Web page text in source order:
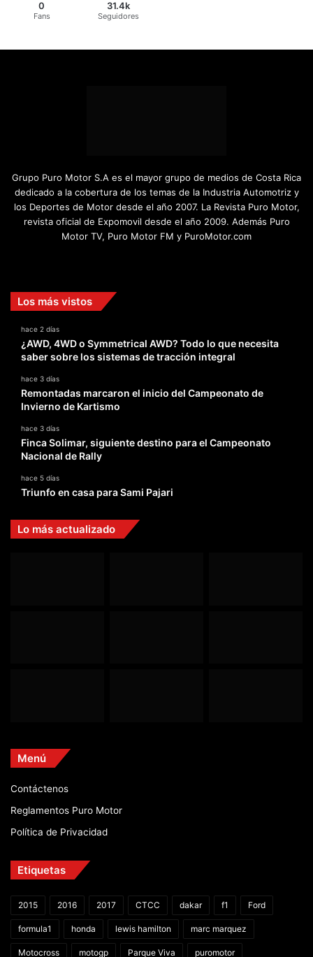
0
Fans
31.4k
Seguidores
Grupo Puro Motor S.A es el mayor grupo de medios de Costa Rica
dedicado a la cobertura de los temas de la Industria Automotriz y
los Deportes de Motor desde el año 2007. La Revista Puro Motor,
revista oficial de Expomovil desde el año 2009. Además Puro
Motor TV, Puro Motor FM y PuroMotor.com
Los más vistos
hace 2 días
¿AWD, 4WD o Symmetrical AWD? Todo lo que necesita
saber sobre los sistemas de tracción integral
hace 3 días
Remontadas marcaron el inicio del Campeonato de
Invierno de Kartismo
hace 3 días
Finca Solimar, siguiente destino para el Campeonato
Nacional de Rally
hace 5 días
Triunfo en casa para Sami Pajari
Lo más actualizado
Menú
Contáctenos
Reglamentos Puro Motor
Política de Privacidad
Etiquetas
2015 2016 2017 CTCC dakar f1 Ford
formula1 honda lewis hamilton marc marquez
Motocross motogp Parque Viva puromotor